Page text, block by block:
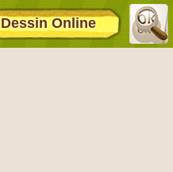
Dessin Online